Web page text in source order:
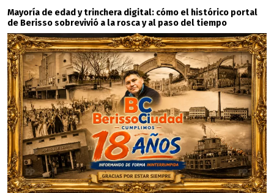
Mayoría de edad y trinchera digital: cómo el histórico portal
de Berisso sobrevivió a la rosca y al paso del tiempo